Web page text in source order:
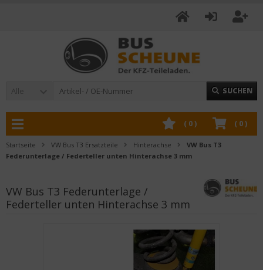
Alle SUCHEN
( 0)
( 0)
Startseite VW Bus T3 Ersatzteile Hinterachse
VW Bus T3
Federunterlage / Federteller unten Hinterachse 3 mm
VW Bus T3 Federunterlage /
Federteller unten Hinterachse 3 mm